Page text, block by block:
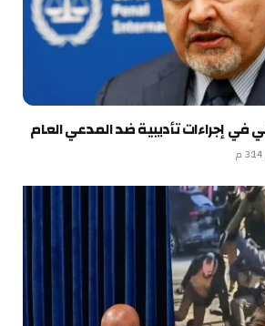
في إجراءات تأديبية ضد المدعي العام